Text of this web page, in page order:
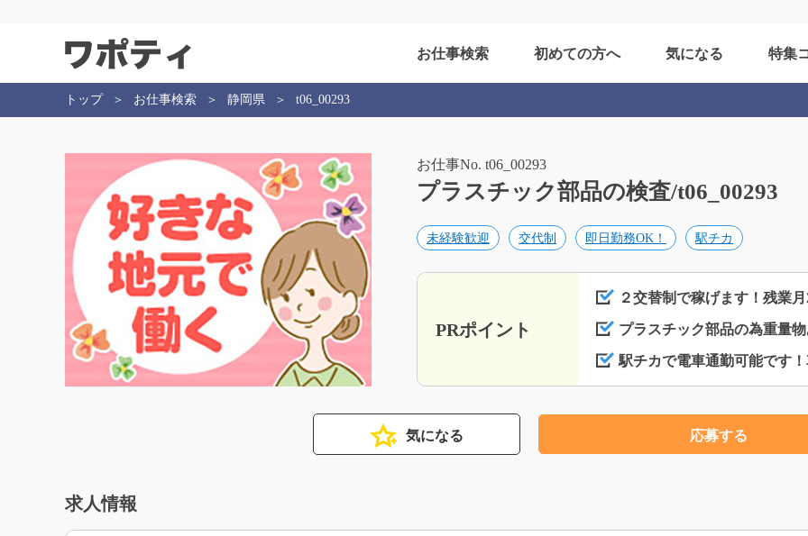
お仕事検索 初めての方へ 気になる 特集
トップ お仕事検索 静岡県 t06_00293
お仕事No. t06_00293
プラスチック部品の検査/t06_00293
未経験歓迎 交代制 即日勤務OK！ 駅チカ
PRポイント
２交替制で稼げます！残業
プラスチック部品の為重量
駅チカで電車通勤可能です
気になる 応募する
求人情報